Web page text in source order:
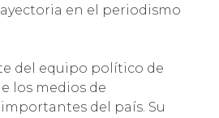
en el periodismo
del equipo político de
los medios de
del país. Su